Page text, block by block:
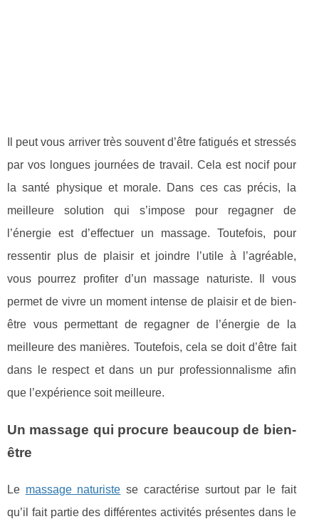
Il peut vous arriver très souvent d’être fatigués et stressés
par vos longues journées de travail. Cela est nocif pour
la santé physique et morale. Dans ces cas précis, la
meilleure solution qui s’impose pour regagner de
l’énergie est d’effectuer un massage. Toutefois, pour
ressentir plus de plaisir et joindre l’utile à l’agréable,
vous pourrez profiter d’un massage naturiste. Il vous
permet de vivre un moment intense de plaisir et de bien-
être vous permettant de regagner de l’énergie de la
meilleure des manières. Toutefois, cela se doit d’être fait
dans le respect et dans un pur professionnalisme afin
que l’expérience soit meilleure.
Un massage qui procure beaucoup de bien-
être
Le massage naturiste se caractérise surtout par le fait
qu’il fait partie des différentes activités présentes dans le